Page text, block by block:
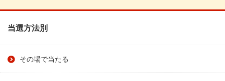
当選方法別
その場で当たる